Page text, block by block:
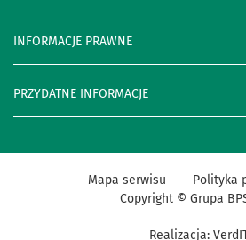
INFORMACJE PRAWNE
PRZYDATNE INFORMACJE
Realizacja:
Mapa serwisu
Polityka
Copyright © Grupa